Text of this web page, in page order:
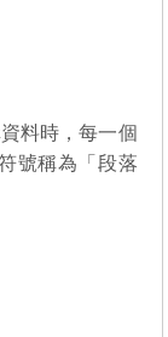
料時，每一個
號稱為「段落